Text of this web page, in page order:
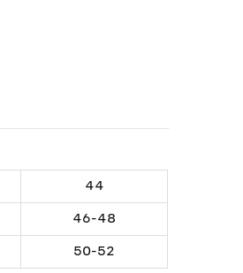
44
46-48
50-52